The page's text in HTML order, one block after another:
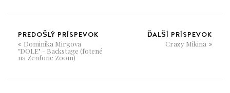
PREDOŠLÝ PRÍSPEVOK
Dominika Mirgova
"DOLE" - Backstage (fotené
na Zenfone Zoom)
ĎALŠÍ PRÍSPEVOK
Crazy Mikina